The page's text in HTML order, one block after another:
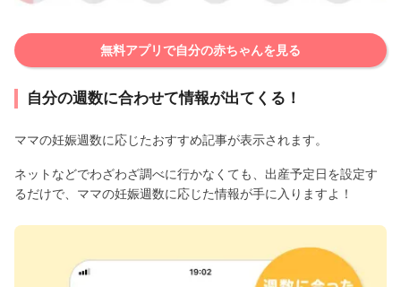
無料アプリで自分の赤ちゃんを見る
自分の週数に合わせて情報が出てくる！
ママの妊娠週数に応じたおすすめ記事が表示されます。
ネットなどでわざわざ調べに行かなくても、出産予定日を設定す
るだけで、ママの妊娠週数に応じた情報が手に入りますよ！